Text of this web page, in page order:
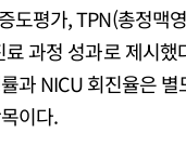
도평가, TPN(총정맥
과정 성과로 제시
과 NICU 회진율은
이다.